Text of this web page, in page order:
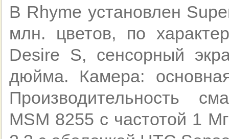
В Rhyme установлен
млн. цветов, по
Desire S, сенсорный
дюйма. Камера:
Производительность
MSM 8255 с частотой 1